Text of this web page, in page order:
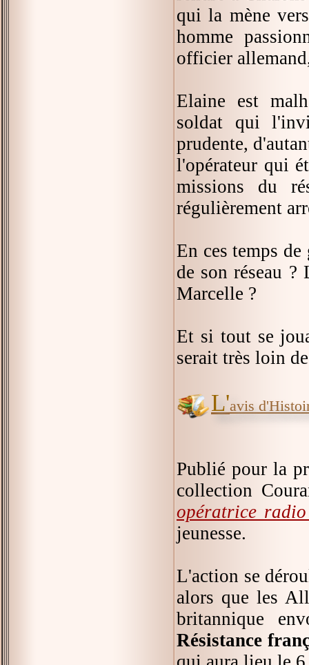
qui la mène
homme
officier
Elaine est
soldat qui
prudente,
l'opérateur qui
missions du
régulièrement
En ces temps
de son réseau
Marcelle ?
Et si tout se
serait très loin
L'avis
Publié pour la
collection
opératrice
jeunesse.
L'action se
alors que les
britannique
Résistance